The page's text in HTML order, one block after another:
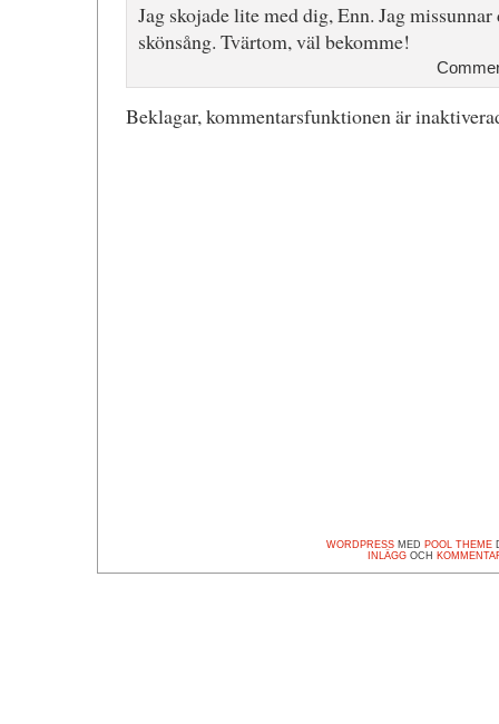
Jag skojade lite med dig, Enn. Jag
skönsång. Tvärtom, väl bekomme!
Beklagar, kommentarsfunktionen är
WORDPRESSMED POOL THEME
INLÄGGOCH